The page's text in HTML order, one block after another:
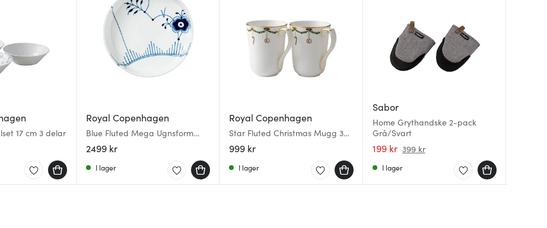
17 cm 3 delar
Royal Copenhagen
Blue Fluted Mega Ugnsform
Rund 27 cm
2499 kr
I lager
Royal Copenhagen
Star Fluted Christmas Mugg 36
cl 2-pack
999 kr
I lager
Sabor
Home Grythandske 2-pack
Grå/Svart
199 kr 399 kr
I lager